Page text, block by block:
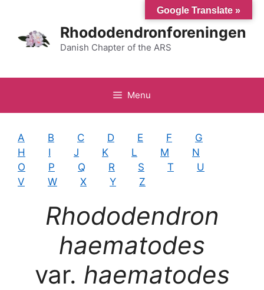
indhold
Rhododendronforeningen
Danish Chapter of the ARS
Menu
A B C D E F
G
H
I J K L M
N
O
P Q R S T
U
V
W X Y Z
Rhododendron
haematodes
var. haematodes
Google Translate »